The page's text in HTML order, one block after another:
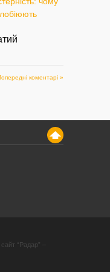
коментарі »
“Радар” –